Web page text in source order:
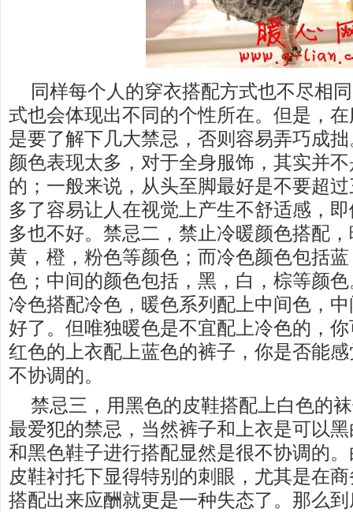
同样每个人的穿衣搭配方式也不尽相
式也会体现出不同的个性所在。但是，
是要了解下几大禁忌，否则容易弄巧成
颜色表现太多，对于全身服饰，其实并
的；一般来说，从头至脚最好是不要超
多了容易让人在视觉上产生不舒适感，
多也不好。禁忌二，禁止冷暖颜色搭配
黄，橙，粉色等颜色；而冷色颜色包括
色；中间的颜色包括，黑，白，棕等颜
冷色搭配冷色，暖色系列配上中间色，
好了。但唯独暖色是不宜配上冷色的，
红色的上衣配上蓝色的裤子，你是否能
不协调的。
禁忌三，用黑色的皮鞋搭配上白色的
最爱犯的禁忌，当然裤子和上衣是可以
和黑色鞋子进行搭配显然是很不协调的
皮鞋衬托下显得特别的刺眼，尤其是在
搭配出来应酬就更是一种失态了。那么